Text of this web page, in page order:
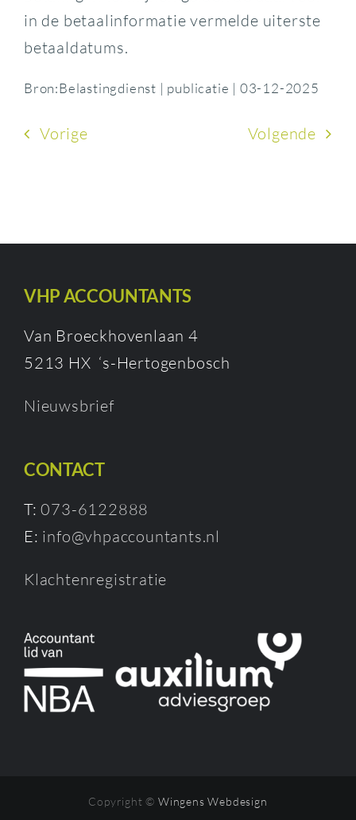
in de betaalinformatie vermelde uiterste
betaaldatums.
Bron:Belastingdienst | publicatie | 03-12-2025
Vorige Volgende
VHP ACCOUNTANTS
Van Broeckhovenlaan 4
5213 HX ‘s-Hertogenbosch
Nieuwsbrief
CONTACT
T:073-6122888
E: info@vhpaccountants.nl
Klachtenregistratie
Copyright © Wingens Webdesign